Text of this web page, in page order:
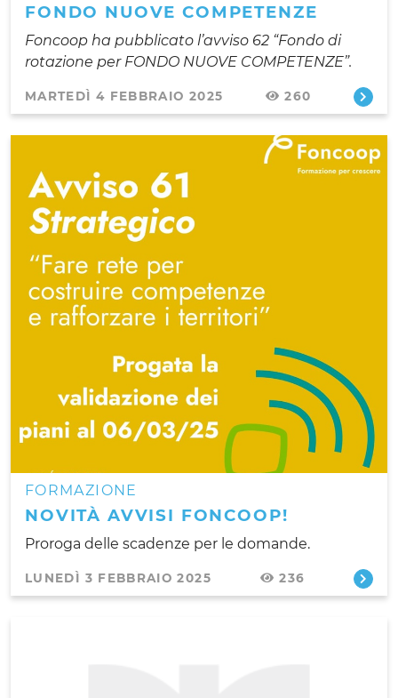
FONDO NUOVE COMPETENZE
Foncoop ha pubblicato l’avviso 62 “Fondo di
rotazione per FONDO NUOVE COMPETENZE”.
MARTEDÌ 4 FEBBRAIO 2025 260
FORMAZIONE
NOVITÀ AVVISI FONCOOP!
Proroga delle scadenze per le domande.
LUNEDÌ 3 FEBBRAIO 2025 236